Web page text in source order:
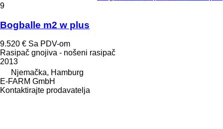
9
Bogballe m2 w plus
9.520 € Sa PDV-om
Rasipač gnojiva - nošeni rasipač
2013
Njemačka, Hamburg
E-FARM GmbH
Kontaktirajte prodavatelja